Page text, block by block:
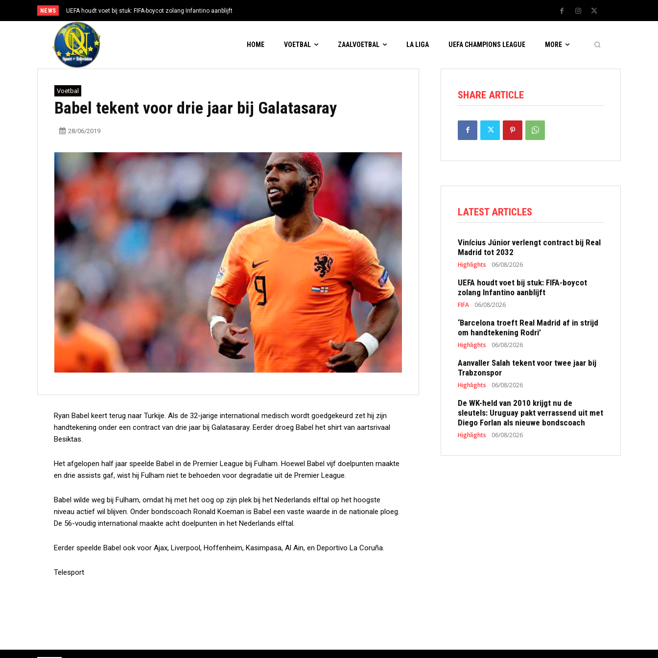
NEWS UEFA houdt voet bij stuk: FIFA-boycot zolang Infantino aanblijft
HOME VOETBAL ZAALVOETBAL LA LIGA UEFA CHAMPIONS LEAGUE MORE
Voetbal
Babel tekent voor drie jaar bij Galatasaray
28/06/2019
Ryan Babel keert terug naar Turkije. Als de 32-jarige international medisch wordt goedgekeurd zet hij zijn
handtekening onder een contract van drie jaar bij Galatasaray. Eerder droeg Babel het shirt van aartsrivaal
Besiktas.
Het afgelopen half jaar speelde Babel in de Premier League bij Fulham. Hoewel Babel vijf doelpunten maakte
en drie assists gaf, wist hij Fulham niet te behoeden voor degradatie uit de Premier League.
Babel wilde weg bij Fulham, omdat hij met het oog op zijn plek bij het Nederlands elftal op het hoogste
niveau actief wil blijven. Onder bondscoach Ronald Koeman is Babel een vaste waarde in de nationale ploeg.
De 56-voudig international maakte acht doelpunten in het Nederlands elftal.
Eerder speelde Babel ook voor Ajax, Liverpool, Hoffenheim, Kasimpasa, Al Ain, en Deportivo La Coruña.
Telesport
SHARE ARTICLE
LATEST ARTICLES
Vinícius Júnior verlengt contract bij Real
Madrid tot 2032
Highlights 06/08/2026
UEFA houdt voet bij stuk: FIFA-boycot
zolang Infantino aanblijft
FIFA 06/08/2026
‘Barcelona troeft Real Madrid af in strijd
om handtekening Rodri’
Highlights 06/08/2026
Aanvaller Salah tekent voor twee jaar bij
Trabzonspor
Highlights 06/08/2026
De WK-held van 2010 krijgt nu de
sleutels: Uruguay pakt verrassend uit met
Diego Forlan als nieuwe bondscoach
Highlights 06/08/2026